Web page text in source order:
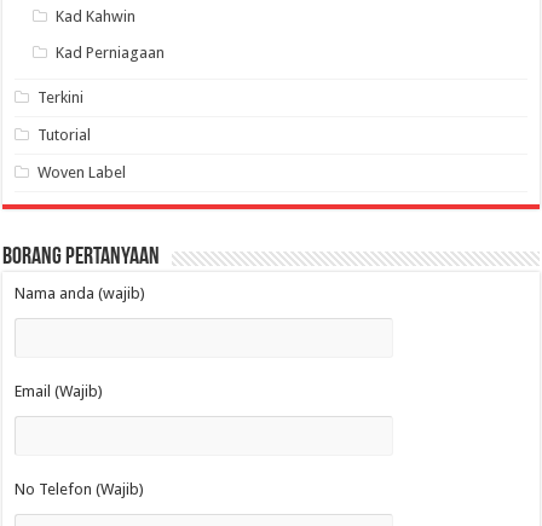
Kad Kahwin
Kad Perniagaan
Terkini
Tutorial
Woven Label
Borang Pertanyaan
Nama anda (wajib)
Email (Wajib)
No Telefon (Wajib)